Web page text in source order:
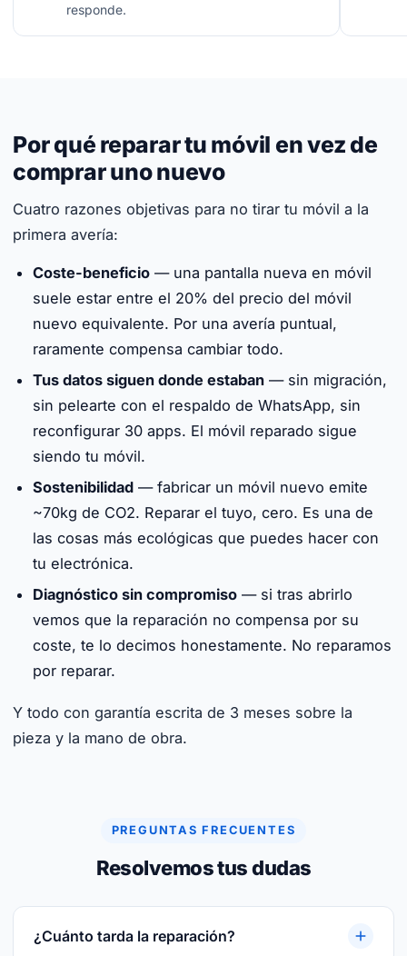
responde.
Por qué reparar tu móvil en vez de
comprar uno nuevo
Cuatro razones objetivas para no tirar tu móvil a la
primera avería:
Coste-beneficio — una pantalla nueva en móvil
suele estar entre el 20% del precio del móvil
nuevo equivalente. Por una avería puntual,
raramente compensa cambiar todo.
Tus datos siguen donde estaban — sin migración,
sin pelearte con el respaldo de WhatsApp, sin
reconfigurar 30 apps. El móvil reparado sigue
siendo tu móvil.
Sostenibilidad — fabricar un móvil nuevo emite
~70kg de CO2. Reparar el tuyo, cero. Es una de
las cosas más ecológicas que puedes hacer con
tu electrónica.
Diagnóstico sin compromiso — si tras abrirlo
vemos que la reparación no compensa por su
coste, te lo decimos honestamente. No reparamos
por reparar.
Y todo con garantía escrita de 3 meses sobre la
pieza y la mano de obra.
PREGUNTAS FRECUENTES
Resolvemos tus dudas
¿Cuánto tarda la reparación?